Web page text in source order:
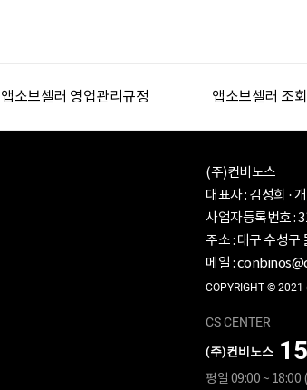
앱소브셀러 영업관리규정 앱소브셀러 조회
(주)컨비노스
대표자 : 김성희 ·
사업자등록번호 :
주소 : 대구 수성구
메일 :
COPYRIGHT © 2021
(주)컨비노스
평일 09:00 ~ 18:00